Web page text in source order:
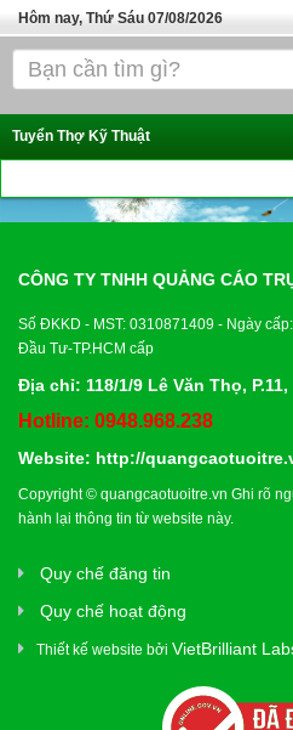
Hôm nay, Thứ Sáu 07/08/2026
Trang chủ
Tuyển Sinh Đào Tạo
Ô Tô Xe Máy
Điện Tử Điện Máy
Làm Đẹp
Việc Làm
Dịch Vụ
Hàng Tiêu Dùng
Tuyển Thợ Kỹ Thuật
CÔNG TY TNHH QUẢNG CÁO
Số ĐKKD - MST: 0310871409 - Ngày
Đầu Tư-TP.HCM cấp
Địa chỉ: 118/1/9 Lê Văn Thọ, P.11,
Hotline: 0948.968.238
Website: http://
Copyright © quangcaotuoitre.vn Ghi rõ
hành lại thông tin từ website này.
Quy chế đăng tin
Quy chế hoạt động
Thiết kế website bởi VietBrilliant